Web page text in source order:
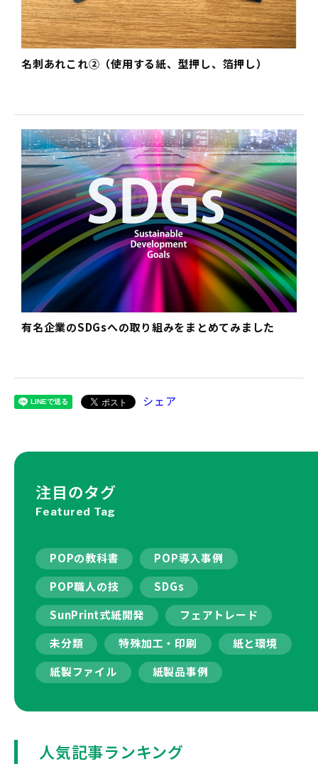
名刺あれこれ②（使用する紙、型押し、箔押し）
有名企業のSDGsへの取り組みをまとめてみました
シェア
注目のタグ
Featured Tag
POPの教科書
POP導入事例
POP職人の技
SDGs
SunPrint式紙開発
フェアトレード
未分類
特殊加工・印刷
紙と環境
紙製ファイル
紙製品事例
人気記事ランキング